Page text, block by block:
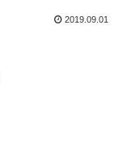
2019.09.01